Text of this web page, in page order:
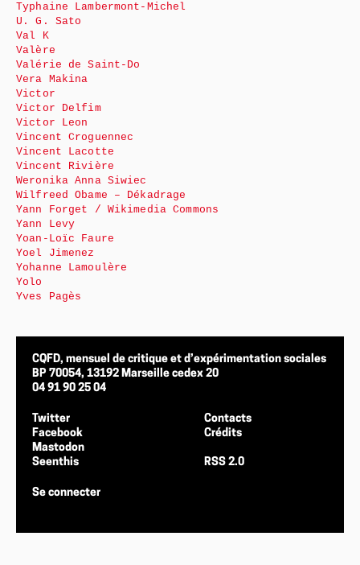
Typhaine Lambermont-Michel
U. G. Sato
Val K
Valère
Valérie de Saint-Do
Vera Makina
Victor
Victor Delfim
Victor Leon
Vincent Croguennec
Vincent Lacotte
Vincent Rivière
Weronika Anna Siwiec
Wilfreed Obame – Dékadrage
Yann Forget / Wikimedia Commons
Yann Levy
Yoan-Loïc Faure
Yoel Jimenez
Yohanne Lamoulère
Yolo
Yves Pagès
CQFD, mensuel de critique et d’expérimentation sociales
BP 70054, 13192 Marseille cedex 20
04 91 90 25 04
Twitter
Facebook
Mastodon
Seenthis
Contacts
Crédits
RSS 2.0
Se connecter